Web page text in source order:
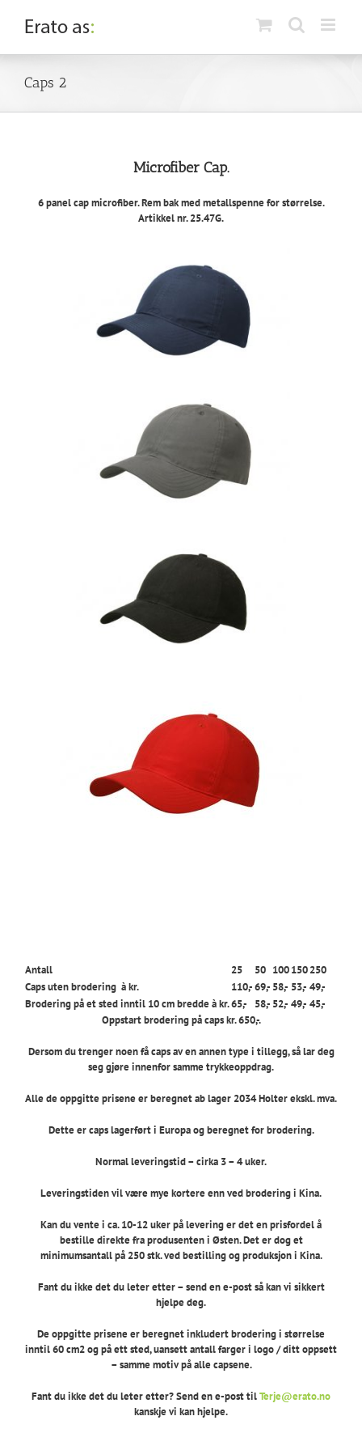
content
Caps 2
Microfiber Cap.
6 panel cap microfiber. Rem bak med metallspenne for størrelse.
Artikkel nr. 25.47G.
Antall 25 50 100150250
Caps uten brodering à kr.
110,-69,- 58,- 53,- 49,-
Brodering på et sted inntil 10 cm bredde à kr.65,- 58,- 52,- 49,- 45,-
Oppstart brodering på caps kr. 650,-.
Dersom du trenger noen få caps av en annen type i tillegg, så lar deg
seg gjøre innenfor samme trykkeoppdrag.
Alle de oppgitte prisene er beregnet ab lager 2034 Holter ekskl. mva.
Dette er caps lagerført i Europa og beregnet for brodering.
Normal leveringstid – cirka 3 – 4 uker.
Leveringstiden vil være mye kortere enn ved brodering i Kina.
Kan du vente i ca. 10-12 uker på levering er det en prisfordel å
bestille direkte fra produsenten i Østen. Det er dog et
minimumsantall på 250 stk. ved bestilling og produksjon i Kina.
Fant du ikke det du leter etter – send en e-post så kan vi sikkert
hjelpe deg.
De oppgitte prisene er beregnet inkludert brodering i størrelse
inntil 60 cm2 og på ett sted, uansett antall farger i logo / ditt oppsett
– samme motiv på alle capsene.
Fant du ikke det du leter etter? Send en e-post tilTerje@erato.no
kanskje vi kan hjelpe.